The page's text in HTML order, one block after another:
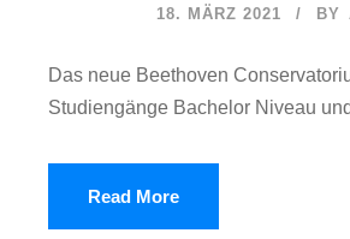
18. MÄRZ 2021 BY
Das neue Beethoven
Studiengänge Bachelor Niveau
Read More